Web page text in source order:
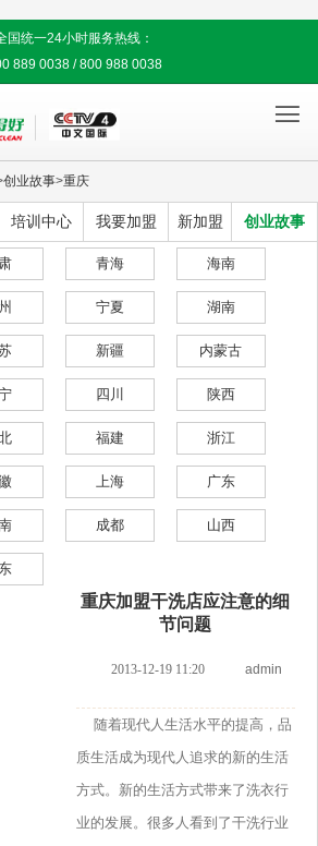
国统一24小时服务热线：
889 0038 / 800 988 0038

创业故事>重庆
培训中心 我要加盟 新加盟 创业故事
青海 海南
宁夏 湖南
新疆 内蒙古
四川 陕西
福建 浙江
上海 广东
成都 山西
重庆加盟干洗店应注意的细
节问题
2013-12-19 11:20 admin
随着现代人生活水平的提高，品
质生活成为现代人追求的新的生活
方式。新的生活方式带来了洗衣行
业的发展。很多人看到了干洗行业